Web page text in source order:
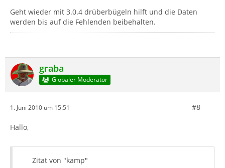
Geht wieder mit 3.0.4 drüberbügeln hilft und die Daten
werden bis auf die Fehlenden beibehalten.
graba
Globaler Moderator
1. Juni 2010 um 15:51 #8
Hallo,
Zitat von "kamp"